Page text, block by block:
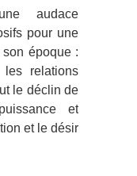
audace
pour une
époque :
relations
le déclin de
et
et le désir